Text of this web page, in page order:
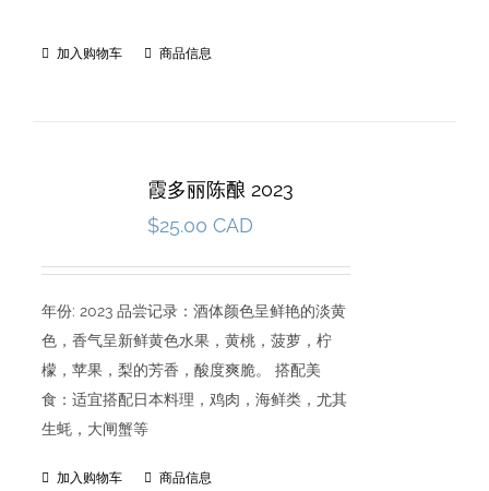
加入购物车 商品信息
霞多丽陈酿 2023
$25.00 CAD
年份: 2023 品尝记录：酒体颜色呈鲜艳的淡黄
色，香气呈新鲜黄色水果，黄桃，菠萝，柠
檬，苹果，梨的芳香，酸度爽脆。 搭配美
食：适宜搭配日本料理，鸡肉，海鲜类，尤其
生蚝，大闸蟹等
加入购物车 商品信息